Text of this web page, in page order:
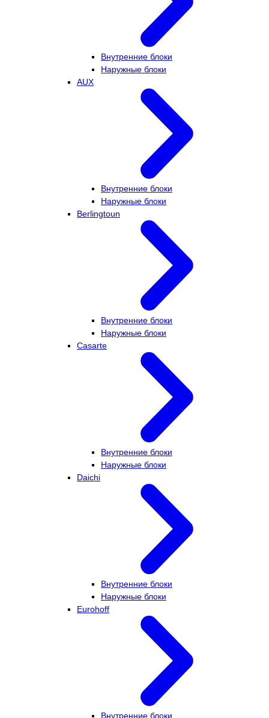
Внутренние блоки
Наружные блоки
AUX
Внутренние блоки
Наружные блоки
Berlingtoun
Внутренние блоки
Наружные блоки
Casarte
Внутренние блоки
Наружные блоки
Daichi
Внутренние блоки
Наружные блоки
Eurohoff
Внутренние блоки